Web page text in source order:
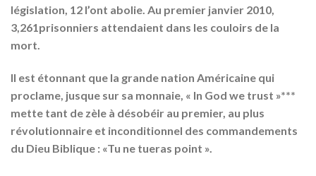
législation, 12 l’ont abolie. Au premier janvier 2010,
3,261prisonniers attendaient dans les couloirs de la
mort.
Il est étonnant que la grande nation Américaine qui
proclame, jusque sur sa monnaie, « In God we trust »***
mette tant de zèle à désobéir au premier, au plus
révolutionnaire et inconditionnel des commandements
du Dieu Biblique : «Tu ne tueras point ».